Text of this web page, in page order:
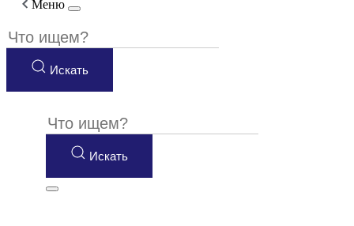
Меню
Искать
Искать